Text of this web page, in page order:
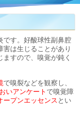
です。好酸球性副鼻腔
は生じることがあり
すので、嗅覚が鈍く
で嗅裂などを観察し、
いアンケート で嗅覚障
ープンエッセンス とい